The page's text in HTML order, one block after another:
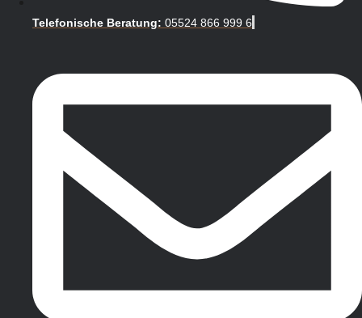
Telefonische Beratung: 05524 866 999 6